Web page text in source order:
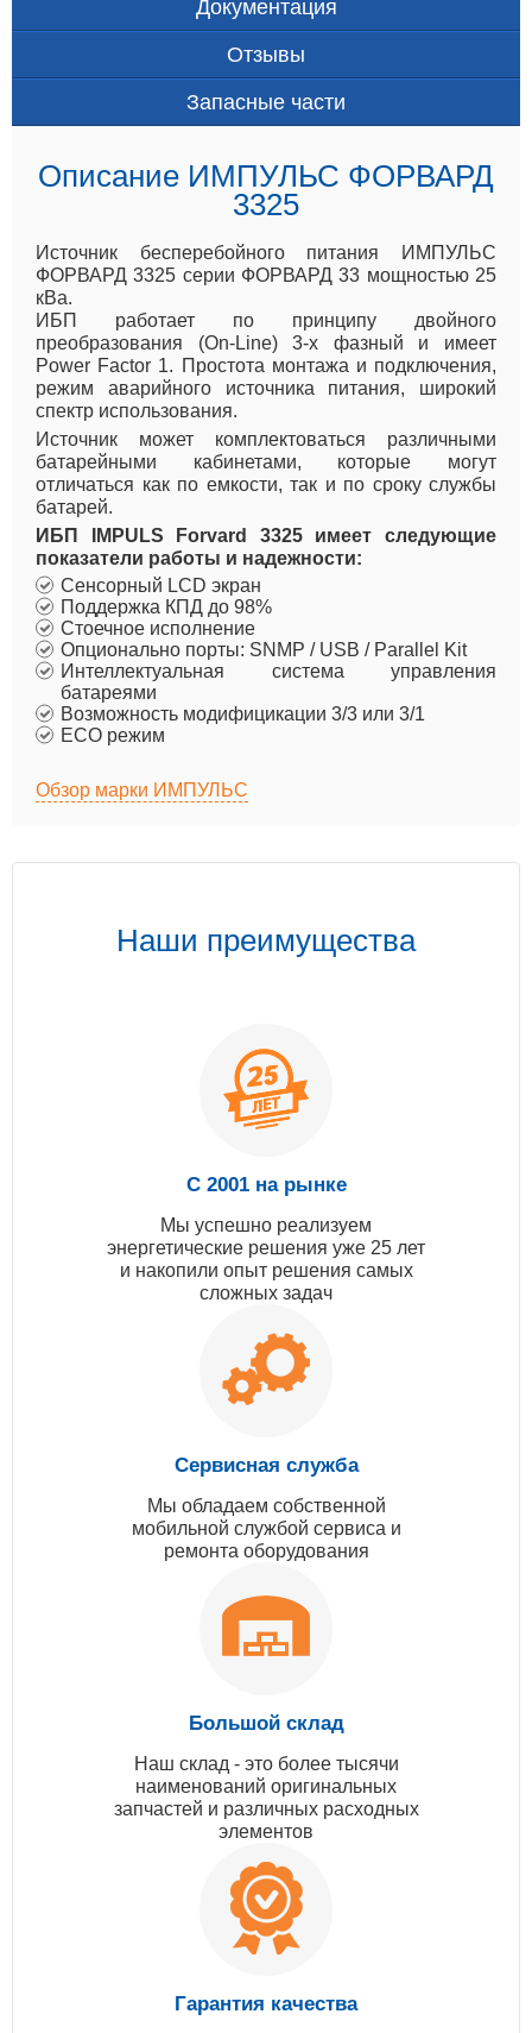
Документация
Отзывы
Запасные части
Описание ИМПУЛЬС ФОРВАРД
3325
Источник бесперебойного питания ИМПУЛЬС
ФОРВАРД 3325 серии ФОРВАРД 33 мощностью 25
кВа.
ИБП работает по принципу двойного
преобразования (On-Line) 3-х фазный и имеет
Power Factor 1. Простота монтажа и подключения,
режим аварийного источника питания, широкий
спектр использования.
Источник может комплектоваться различными
батарейными кабинетами, которые могут
отличаться как по емкости, так и по сроку службы
батарей.
ИБП IMPULS Forvard 3325 имеет следующие
показатели работы и надежности:
Сенсорный LCD экран
Поддержка КПД до 98%
Стоечное исполнение
Опционально порты: SNMP / USB / Parallel Kit
Интеллектуальная система управления
батареями
Возможность модифицикации 3/3 или 3/1
ECO режим
Обзор марки ИМПУЛЬС
Наши преимущества
С 2001 на рынке
Мы успешно реализуем
энергетические решения уже 25 лет
и накопили опыт решения самых
сложных задач
Сервисная служба
Мы обладаем собственной
мобильной службой сервиса и
ремонта оборудования
Большой склад
Наш склад - это более тысячи
наименований оригинальных
запчастей и различных расходных
элементов
Гарантия качества